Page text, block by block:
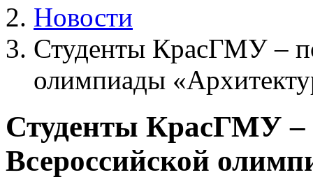
Новости
Студенты КрасГМУ –
олимпиады
Студенты КрасГМУ –
Всероссийской